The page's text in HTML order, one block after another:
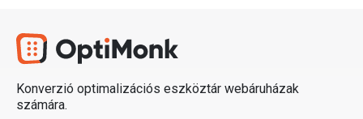
Konverzió optimalizációs eszköztár webáruházak
számára.